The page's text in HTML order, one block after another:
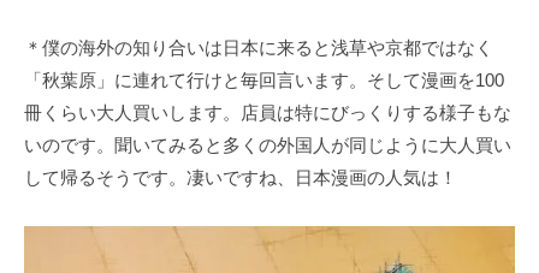
＊僕の海外の知り合いは日本に来ると浅草や京都ではなく
「秋葉原」に連れて行けと毎回言います。そして漫画を100
冊くらい大人買いします。店員は特にびっくりする様子もな
いのです。聞いてみると多くの外国人が同じように大人買い
して帰るそうです。凄いですね、日本漫画の人気は！